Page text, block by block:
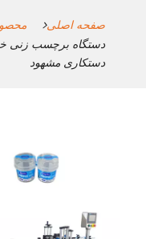
صفحه اصلی
دستگاه برچسب زنی
دستکاری مشهود